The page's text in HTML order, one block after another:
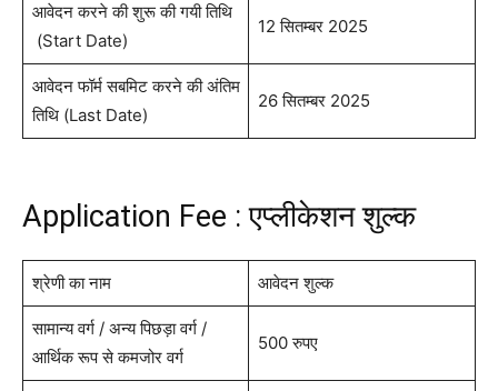
आवेदन करने की शुरू की गयी तिथि
(Start Date)
12 सितम्बर 2025
आवेदन फॉर्म सबमिट करने की अंतिम
तिथि (Last Date)
26 सितम्बर 2025
Application Fee : एप्लीकेशन शुल्क
श्रेणी का नाम आवेदन शुल्क
सामान्य वर्ग / अन्य पिछड़ा वर्ग /
आर्थिक रूप से कमजोर वर्ग
500 रुपए